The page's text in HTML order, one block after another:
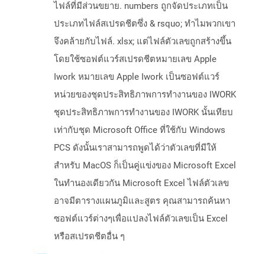
ไฟล์ที่มีส่วนขยาย. numbers ถูกจัดประเภทเป็น
ประเภทไฟล์สเปรดชีตซึ่ง & rsquo; ทำไมพวกเขา
จึงคล้ายกับไฟล์. xlsx; แต่ไฟล์ตัวเลขถูกสร้างขึ้น
โดยใช้ซอฟต์แวร์สเปรดชีตหมายเลข Apple
Iwork หมายเลข Apple Iwork เป็นซอฟต์แวร์
หน่วยของชุดประสิทธิภาพการทำงานของ IWORK
ชุดประสิทธิภาพการทำงานของ IWORK นั้นเทียบ
เท่ากับชุด Microsoft Office ที่ใช้กับ Windows
PCS ดังนั้นเราสามารถพูดได้ว่าตัวเลขที่มีให้
สำหรับ MacOS ก็เป็นคู่แข่งของ Microsoft Excel
ในทำนองเดียวกัน Microsoft Excel ไฟล์ตัวเลข
อาจมีตารางแผนภูมิและสูตร คุณสามารถค้นหา
ซอฟต์แวร์ต่างๆเพื่อแปลงไฟล์ตัวเลขเป็น Excel
หรือสเปรดชีตอื่น ๆ